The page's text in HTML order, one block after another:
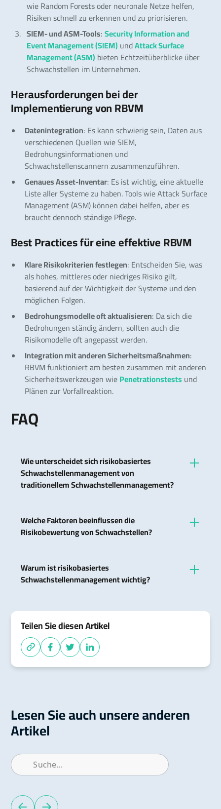
wie Random Forests oder neuronale Netze helfen,
Risiken schnell zu erkennen und zu priorisieren.
SIEM- und ASM-Tools:Security Information and
Event Management (SIEM) undAttack Surface
Management (ASM) bieten Echtzeitüberblicke über
Schwachstellen im Unternehmen.
Herausforderungen bei der
Implementierung von RBVM
Datenintegration: Es kann schwierig sein, Daten aus
verschiedenen Quellen wie SIEM,
Bedrohungsinformationen und
Schwachstellenscannern zusammenzuführen.
Genaues Asset-Inventar: Es ist wichtig, eine aktuelle
Liste aller Systeme zu haben. Tools wie Attack Surface
Management (ASM) können dabei helfen, aber es
braucht dennoch ständige Pflege.
Best Practices für eine effektive RBVM
Klare Risikokriterien festlegen: Entscheiden Sie, was
als hohes, mittleres oder niedriges Risiko gilt,
basierend auf der Wichtigkeit der Systeme und den
möglichen Folgen.
Bedrohungsmodelle oft aktualisieren: Da sich die
Bedrohungen ständig ändern, sollten auch die
Risikomodelle oft angepasst werden.
Integration mit anderen Sicherheitsmaßnahmen:
RBVM funktioniert am besten zusammen mit anderen
Sicherheitswerkzeugen wie Penetrationstests und
Plänen zur Vorfallreaktion.
FAQ
Wie unterscheidet sich risikobasiertes
Schwachstellenmanagement von
traditionellem Schwachstellenmanagement?
Auswirkungen der Schwachstellen, nicht nur auf
deren Vorhandensein.
Welche Faktoren beeinflussen die
Risikobewertung von Schwachstellen?
Angriffs, die Schwere der möglichen
Auswirkungen und die aktuelle
Bedrohungslandschaft umfassen.
Warum ist risikobasiertes
Schwachstellenmanagement wichtig?
Sicherheitsressourcen effizienter zu nutzen und
sich auf die bedeutendsten Bedrohungen zu
Teilen Sie diesen Artikel
Lesen Sie auch unsere anderen
Artikel